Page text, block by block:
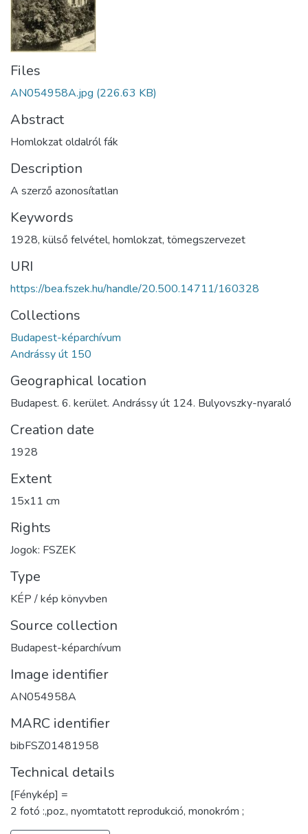
Files
AN054958A.jpg (226.63 KB)
Abstract
Homlokzat oldalról fák
Description
A szerző azonosítatlan
Keywords
1928, külső felvétel, homlokzat, tömegszervezet
URI
https://bea.fszek.hu/handle/20.500.14711/160328
Collections
Budapest-képarchívum
Andrássy út 150
Geographical location
Budapest. 6. kerület. Andrássy út 124. Bulyovszky-nyaraló
Creation date
1928
Extent
15x11 cm
Rights
Jogok: FSZEK
Type
KÉP / kép könyvben
Source collection
Budapest-képarchívum
Image identifier
AN054958A
MARC identifier
bibFSZ01481958
Technical details
[Fénykép] =
2 fotó :,poz., nyomtatott reprodukció, monokróm ;